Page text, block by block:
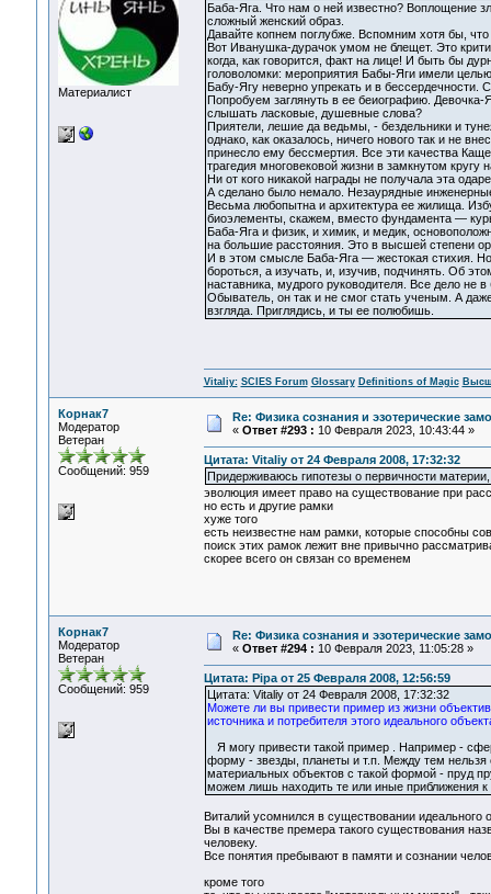
Материалист
Баба-Яга. Что нам о ней известно? Воплощение
сложный женский образ.
Давайте копнем поглубже. Вспомним хотя бы,
Вот Иванушка-дурачок умом не блещет. Это
когда, как говорится, факт на лице! И быть бы
головоломки: мероприятия Бабы-Яги имели
Бабу-Ягу неверно упрекать и в
Попробуем заглянуть в ее беиографию. Девочка-
слышать ласковые, душевные слова?
Приятели, лешие да ведьмы, - бездельники и
однако, как оказалось, ничего нового так и не
принесло ему бессмертия. Все эти качества
трагедия многовековой жизни в замкнутом
Ни от кого никакой награды не получала эта
А сделано было немало. Незаурядные
Весьма любопытна и архитектура ее жилища.
биоэлементы, скажем, вместо фундамента —
Баба-Яга и физик, и химик, и медик,
на большие расстояния. Это в высшей степени
И в этом смысле Баба-Яга — жестокая стихия.
бороться, а изучать, и, изучив, подчинять. Об
наставника, мудрого руководителя. Все дело не
Обыватель, он так и не смог стать ученым. А
взгляда. Приглядись, и ты ее полюбишь.
Vitaliy: SCIES Forum Glossary Definitions of Magic
Корнак7
Модератор
Ветеран
Сообщений: 959
Re: Физика сознания и эзотерические
« Ответ #293 : 10 Февраля 2023, 10:43:44 »
Цитата: Vitaliy от 24 Февраля 2008, 17:32:32
Придерживаюсь гипотезы о первичности
эволюция имеет право на существование при
но есть и другие рамки
хуже того
есть неизвестне нам рамки, которые способны
поиск этих рамок лежит вне привычно
скорее всего он связан со временем
Корнак7
Модератор
Ветеран
Сообщений: 959
Re: Физика сознания и эзотерические
« Ответ #294 : 10 Февраля 2023, 11:05:28 »
Цитата: Pipa от 25 Февраля 2008, 12:56:59
Цитата: Vitaliy от 24 Февраля 2008, 17:32:32
Можете ли вы привести пример из жизни
источника и потребителя этого идеального
Я могу привести такой пример . Например -
форму - звезды, планеты и т.п. Между тем нельзя
материальных объектов с такой формой - пруд
можем лишь находить те или иные приближения
Виталий усомнился в существовании идеального
Вы в качестве премера такого существования
человеку.
Все понятия пребывают в памяти и сознании
кроме того